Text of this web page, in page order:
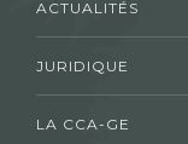
ACTUALITÉS
JURIDIQUE
LA CCA-GE